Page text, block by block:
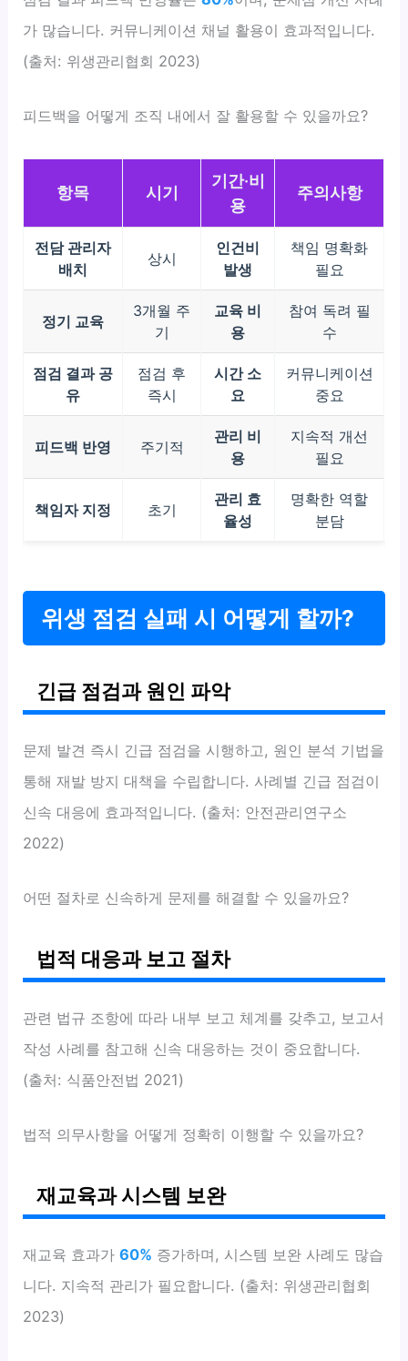
가 많습니다. 커뮤니케이션 채널 활용이 효과적입니다.
(출처: 위생관리협회 2023)
피드백을 어떻게 조직 내에서 잘 활용할 수 있을까요?
항목 시기
기간·비
용
주의사항
전담 관리자
배치
상시
인건비
발생
책임 명확화
필요
정기 교육
3개월 주
기
교육 비
용
참여 독려 필
수
점검 결과 공
유
점검 후
즉시
시간 소
요
커뮤니케이션
중요
피드백 반영 주기적
관리 비
용
지속적 개선
필요
책임자 지정 초기
관리 효
율성
명확한 역할
분담
위생 점검 실패 시 어떻게 할까?
긴급 점검과 원인 파악
문제 발견 즉시 긴급 점검을 시행하고, 원인 분석 기법을
통해 재발 방지 대책을 수립합니다. 사례별 긴급 점검이
신속 대응에 효과적입니다. (출처: 안전관리연구소
2022)
어떤 절차로 신속하게 문제를 해결할 수 있을까요?
법적 대응과 보고 절차
관련 법규 조항에 따라 내부 보고 체계를 갖추고, 보고서
작성 사례를 참고해 신속 대응하는 것이 중요합니다.
(출처: 식품안전법 2021)
법적 의무사항을 어떻게 정확히 이행할 수 있을까요?
재교육과 시스템 보완
재교육 효과가60% 증가하며, 시스템 보완 사례도 많습
니다. 지속적 관리가 필요합니다. (출처: 위생관리협회
2023)